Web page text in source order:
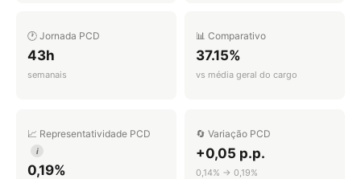
🕐 Jornada PCD
43h
semanais
📊 Comparativo
37.15%
vs média geral do cargo
📈 Representatividade PCD
i
0,19%
🔄 Variação PCD
+0,05 p.p.
0,14% → 0,19%